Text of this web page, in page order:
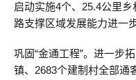
启动实施4个、25.4公里
路支撑区域发展能力进一
巩固“金通工程”。进一步
镇、2683个建制村全部通